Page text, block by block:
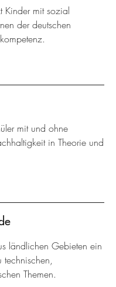
Kinder mit sozial
der deutschen
mit und ohne
in Theorie und
ländlichen Gebieten ein
technischen,
Themen.